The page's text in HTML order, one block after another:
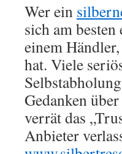
Wer ein
sich am
einem
hat. Viele
Gedanken
verrät das
Anbieter